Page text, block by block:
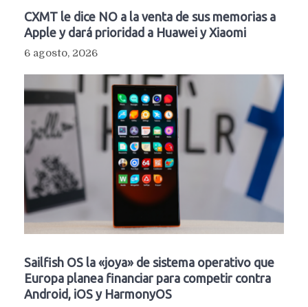
CXMT le dice NO a la venta de sus memorias a
Apple y dará prioridad a Huawei y Xiaomi
6 agosto, 2026
Sailfish OS la «joya» de sistema operativo que
Europa planea financiar para competir contra
Android, iOS y HarmonyOS